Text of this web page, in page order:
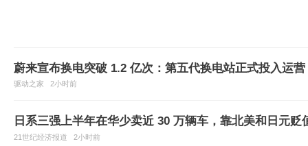
蔚来宣布换电突破 1.2 亿次：第五代换电站正式投入运营
驱动之家 2小时前
日系三强上半年在华少卖近 30 万辆车，靠北美和日元贬
21世纪经济报道 2小时前